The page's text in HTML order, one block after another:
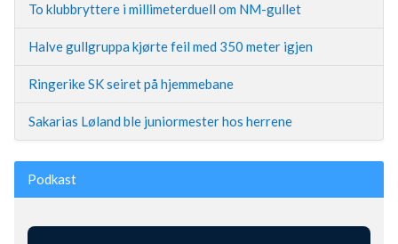
To klubbryttere i millimeterduell om NM-gullet
Halve gullgruppa kjørte feil med 350 meter igjen
Ringerike SK seiret på hjemmebane
Sakarias Løland ble juniormester hos herrene
Podkast